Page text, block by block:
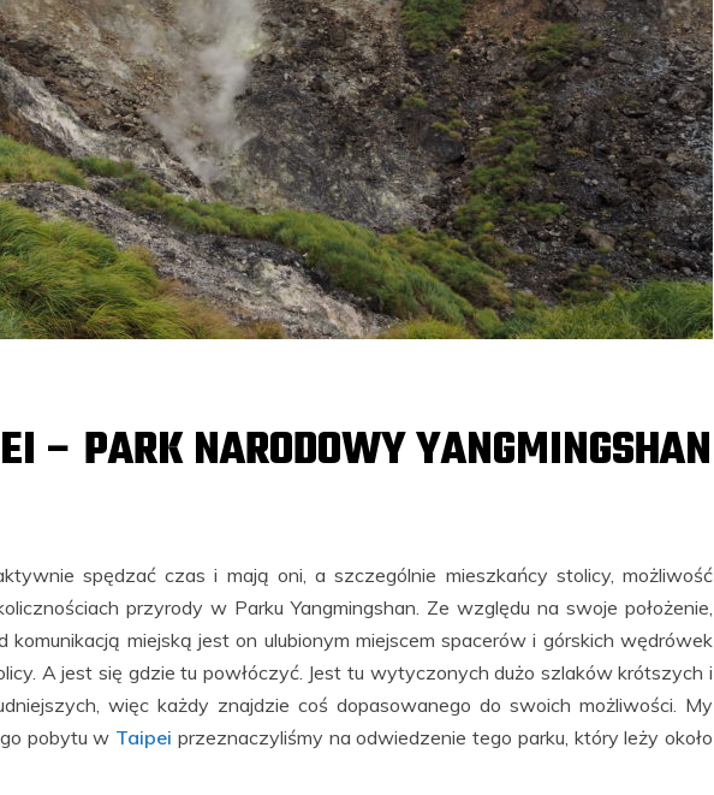
– PARK NARODOWY YANGMINGSHAN
spędzać czas i mają oni, a szczególnie mieszkańcy stolicy, możliwość
przyrody w Parku Yangmingshan. Ze względu na swoje położenie,
komunikacją miejską jest on ulubionym miejscem spacerów i górskich wędrówek
A jest się gdzie tu powłóczyć. Jest tu wytyczonych dużo szlaków krótszych i
więc każdy znajdzie coś dopasowanego do swoich możliwości. My
pobytu w Taipei przeznaczyliśmy na odwiedzenie tego parku, który leży około